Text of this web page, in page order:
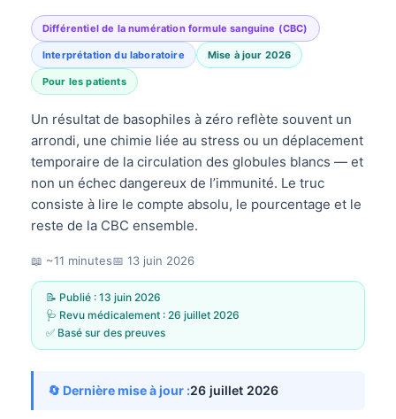
Différentiel de la numération formule sanguine (CBC)
Interprétation du laboratoire Mise à jour 2026
Pour les patients
Un résultat de basophiles à zéro reflète souvent un
arrondi, une chimie liée au stress ou un déplacement
temporaire de la circulation des globules blancs — et
non un échec dangereux de l’immunité. Le truc
consiste à lire le compte absolu, le pourcentage et le
reste de la CBC ensemble.
📖 ~11 minutes📅 13 juin 2026
📝 Publié : 13 juin 2026
🩺 Revu médicalement : 26 juillet 2026
✅ Basé sur des preuves
🔄 Dernière mise à jour :26 juillet 2026